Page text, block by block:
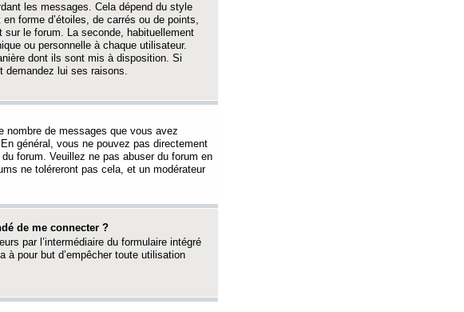
les messages. Cela dépend du style
forme d’étoiles, de carrés ou de points,
le forum. La seconde, habituellement
ou personnelle à chaque utilisateur.
dont ils sont mis à disposition. Si
demandez lui ses raisons.
nombre de messages que vous avez
général, vous ne pouvez pas directement
forum. Veuillez ne pas abuser du forum en
ne toléreront pas cela, et un modérateur
de me connecter ?
par l’intermédiaire du formulaire intégré
à pour but d’empêcher toute utilisation